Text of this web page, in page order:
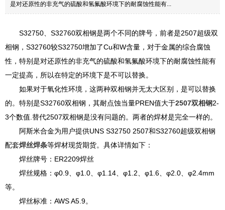
是对还原性的非充气的硫酸和氢氟酸环境下的耐腐蚀性能有...
S32750、S32760双相钢是两个不同的牌号，前者是2507超级双
相钢，S32760较S32750增加了Cu和W含量，对于金属的综合腐蚀
性，特别是对还原性的非充气的硫酸和氢氟酸环境下的耐腐蚀性能有
一定提高，所以在特定的环境下是不可以替换。
如果对于氧化性环境，这两种双相钢并无太大区别，是可以替换
的。特别是S32760双相钢，其耐点蚀当量PREN值大于2507双相钢2-
3个数值.替代2507双相钢是没有问题的。两者的焊材是完全一样的。
阿斯米合金为用户提供UNS S32750 2507和S32760超级双相钢
配套焊丝焊条等焊材现货期货。具体详情如下：
焊丝牌号：ER2209焊丝
焊丝规格：φ0.9、φ1.0、φ1.14、φ1.2、φ1.6、φ2.0、φ2.4mm
等。
焊丝标准：AWS A5.9。